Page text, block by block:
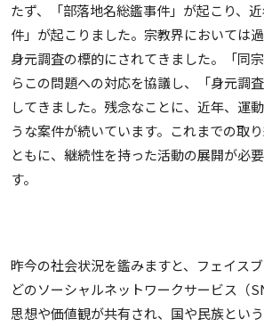
たず、「部落地名総鑑事件」が起こり、
件」が起こりました。宗教界においては
身元調査の標的にされてきました。「同
らこの問題への対応を協議し、「身元調
してきました。残念なことに、近年、運
うな案件が続いています。これまでの取
ともに、継続性を持った活動の展開が必
す。
昨今の社会状況を鑑みますと、フェイス
どのソーシャルネットワークサービス（
思想や価値観が共有され、国や民族とい